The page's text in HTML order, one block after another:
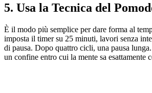
5. Usa la Tecnica del
È il modo più semplice per dare forma al
imposta il timer su 25 minuti, lavori senza
di pausa. Dopo quattro cicli, una pausa
un confine entro cui la mente sa esattamente